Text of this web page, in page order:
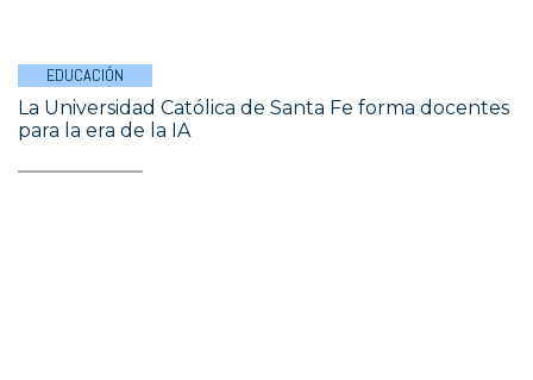
EDUCACIÓN
La Universidad Católica de Santa Fe forma docentes
para la era de la IA